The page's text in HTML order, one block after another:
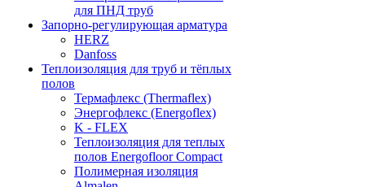
для ПНД труб
Запорно-регулирующая арматура
HERZ
Danfoss
Теплоизоляция для труб и тёплых
полов
Термафлекс (Thermaflex)
Энергофлекс (Energoflex)
K - FLEX
Теплоизоляция для теплых
полов Energofloor Compact
Полимерная изоляция